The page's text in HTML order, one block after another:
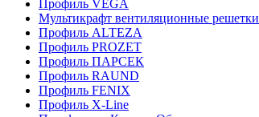
Профиль VEGA
Мультикрафт вентиляционные
Профиль ALTEZA
Профиль PROZET
Профиль ПАРСЕК
Профиль RAUND
Профиль FENIX
Профиль Х-Line